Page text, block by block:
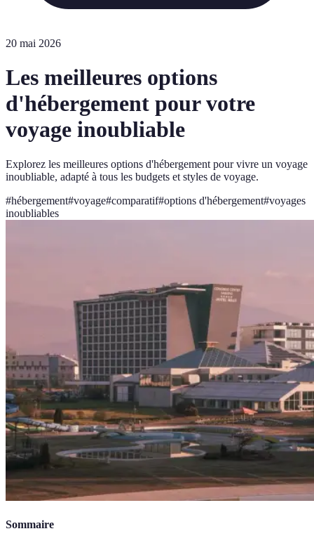
20 mai 2026
Les meilleures options
d'hébergement pour votre
voyage inoubliable
Explorez les meilleures options d'hébergement pour vivre un voyage
inoubliable, adapté à tous les budgets et styles de voyage.
#hébergement#voyage#comparatif#options d'hébergement#voyages
inoubliables
Sommaire